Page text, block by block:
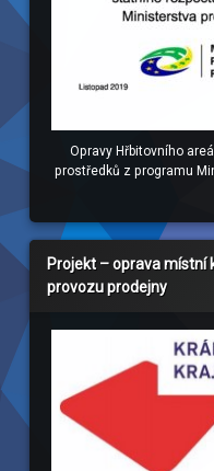
Opravy Hřbitovního
prostředků z programu
Projekt – oprava místní
provozu prodejny